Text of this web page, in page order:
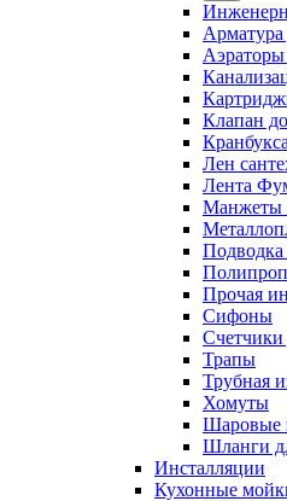
Арматура
Аэраторы
Клапан
Кранбукса
Лен
Лента
Манжеты
Подводка
Прочая
Сифоны
Трапы
Трубная
Хомуты
Шаровые
Шланги
Инсталляции
Кухонные